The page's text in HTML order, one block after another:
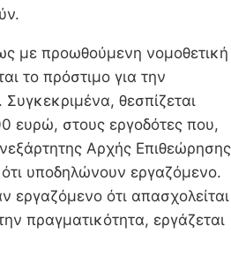
με προωθούμενη νομοθετική
το πρόστιμο για την
θεσπίζεται
ευρώ, στους εργοδότες που,
Αρχής Επιθεώρησης
ότι υποδηλώνουν εργαζόμενο.
εργαζόμενο ότι απασχολείται
πραγματικότητα, εργάζεται